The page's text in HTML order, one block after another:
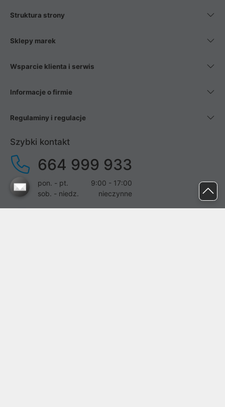
Struktura strony
Sklepy marek
Wsparcie klienta i serwis
Informacje o firmie
Regulaminy i regulacje
Szybki kontakt
664 999 933
pon. - pt.
9:00 - 17:00
sob. - niedz.
nieczynne